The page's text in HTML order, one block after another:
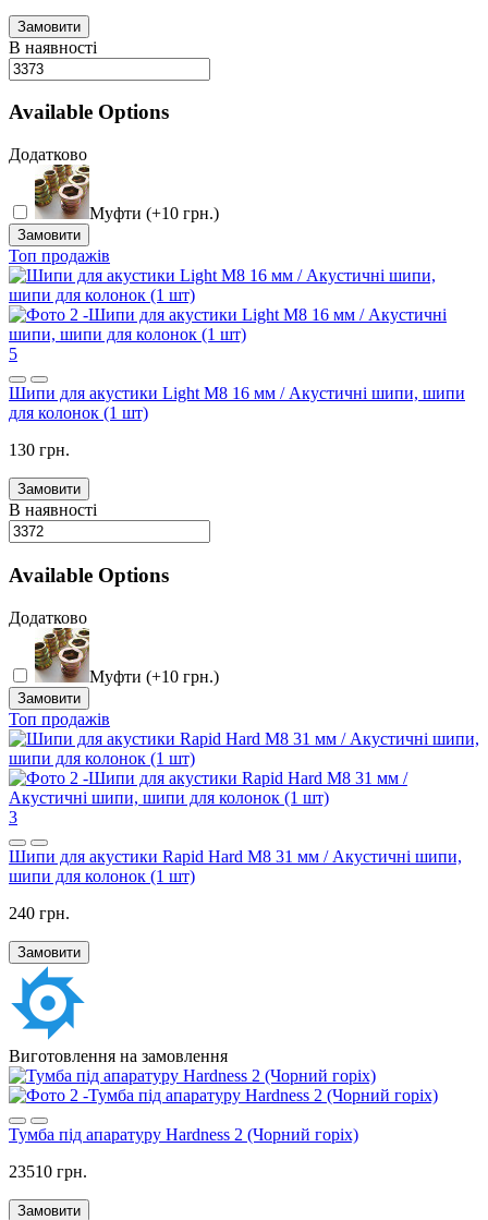
Замовити
В наявності
Available Options
Додатково
Муфти (+10 грн.)
Замовити
Топ продажів
5
Шипи для акустики Light M8 16 мм / Акустичні шипи, шипи
для колонок (1 шт)
130 грн.
Замовити
В наявності
Available Options
Додатково
Муфти (+10 грн.)
Замовити
Топ продажів
3
Шипи для акустики Rapid Hard M8 31 мм / Акустичні шипи,
шипи для колонок (1 шт)
240 грн.
Замовити
Виготовлення на замовлення
Тумба під апаратуру Hardness 2 (Чорний горіх)
23510 грн.
Замовити